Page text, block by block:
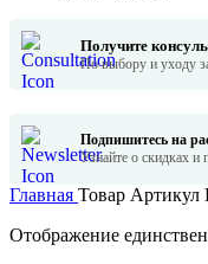
2,700₽.
Получите
По выбору и уходу
Подпишитесь на
Узнайте о скидках и
Главная Товар Артикул
Отображение